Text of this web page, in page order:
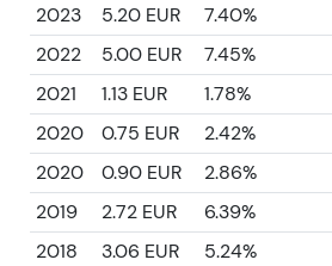
2023
5.20 EUR
7.40%
2022
5.00 EUR
7.45%
2021
1.13 EUR
1.78%
2020
0.75 EUR
2.42%
2020
0.90 EUR
2.86%
2019
2.72 EUR
6.39%
2018
3.06 EUR
5.24%